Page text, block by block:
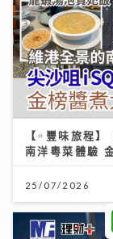
【#豐味旅程
南洋粵菜體驗
25/07/2026